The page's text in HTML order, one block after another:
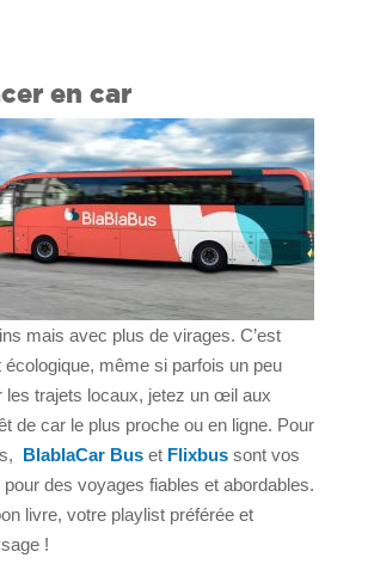
en car
mais avec plus de virages. C’est
écologique, même si parfois un peu
les trajets locaux, jetez un œil aux
de car le plus proche ou en ligne. Pour
BlablaCar Buset Flixbussont vos
des voyages fiables et abordables.
livre, votre playlist préférée et
!